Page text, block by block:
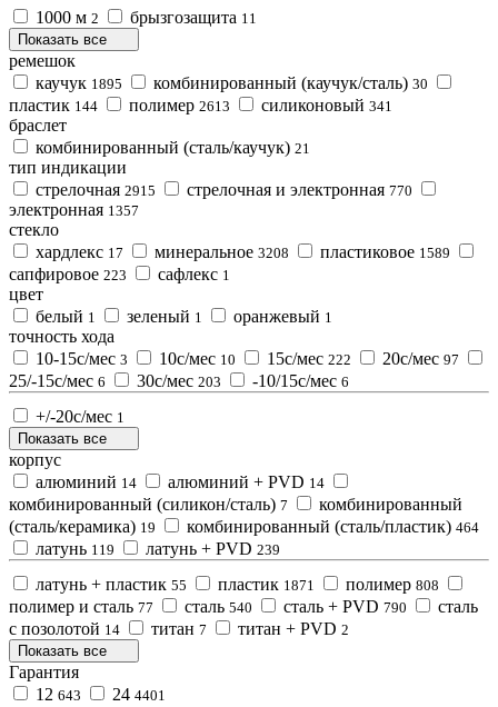
1000 м 2 брызгозащита 11
Показать все
ремешок
каучук 1895 комбинированный (каучук/сталь) 30
пластик 144 полимер 2613 силиконовый 341
браслет
комбинированный (сталь/каучук) 21
тип индикации
стрелочная 2915 стрелочная и электронная 770
электронная 1357
стекло
xардлекс 17 минеральное 3208 пластиковое 1589
сапфировое 223 сафлекс 1
цвет
белый 1 зеленый 1 оранжевый 1
точность хода
10-15с/мес 3 10с/мес 10 15с/мес 222 20с/мес 97
25/-15с/мес 6 30с/мес 203 -10/15с/мес 6
+/-20с/мес 1
Показать все
корпус
алюминий 14 алюминий + PVD 14
комбинированный (силикон/сталь) 7
комбинированный
(сталь/керамика) 19 комбинированный (сталь/пластик) 464
латунь 119 латунь + PVD 239
латунь + пластик 55 пластик 1871 полимер 808
полимер и сталь 77 сталь 540 сталь + PVD 790
сталь
с позолотой 14 титан 7 титан + PVD 2
Показать все
Гарантия
12 643 24 4401